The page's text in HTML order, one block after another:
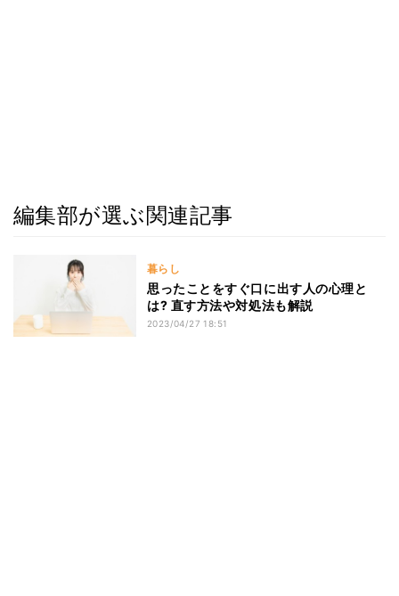
編集部が選ぶ関連記事
暮らし
思ったことをすぐ口に出す人の心理と
は? 直す方法や対処法も解説
2023/04/27 18:51